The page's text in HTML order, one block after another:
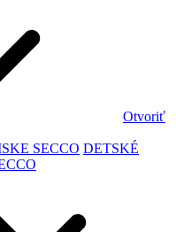
Otvoriť
SECCO DETSKÉ